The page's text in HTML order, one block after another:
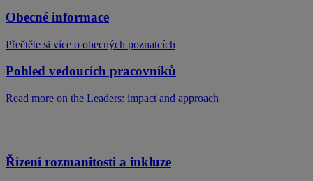
Obecné informace
Přečtěte si více o obecných poznatcích
Pohled vedoucích pracovníků
Read more on the Leaders: impact and approach
Řízení rozmanitosti a inkluze